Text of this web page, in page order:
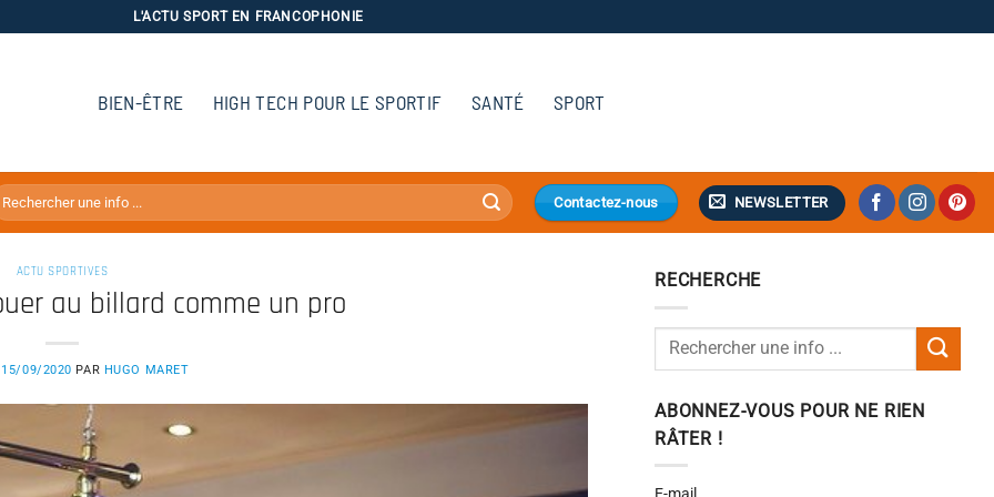
L'ACTU SPORT EN FRANCOPHONIE
BIEN-ÊTRE HIGH TECH POUR LE SPORTIF SANTÉ SPORT
Contactez-nous NEWSLETTER
ACTU SPORTIVES
au billard comme un pro
15/09/2020 PAR HUGO MARET
RECHERCHE
ABONNEZ-VOUS POUR NE RIEN
RÂTER !